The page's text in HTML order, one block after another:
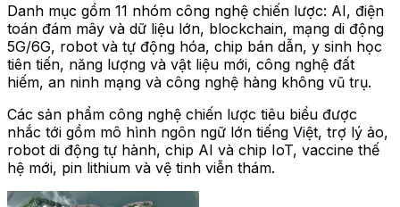
Danh mục gồm 11 nhóm công nghệ chiến lược: AI, điện
toán đám mây và dữ liệu lớn, blockchain, mạng di động
5G/6G, robot và tự động hóa, chip bán dẫn, y sinh học
tiên tiến, năng lượng và vật liệu mới, công nghệ đất
hiếm, an ninh mạng và công nghệ hàng không vũ trụ.
Các sản phẩm công nghệ chiến lược tiêu biểu được
nhắc tới gồm mô hình ngôn ngữ lớn tiếng Việt, trợ lý ảo,
robot di động tự hành, chip AI và chip IoT, vaccine thế
hệ mới, pin lithium và vệ tinh viễn thám.